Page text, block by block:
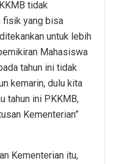
tidak
fisik yang bisa
untuk lebih
Mahasiswa
tahun ini tidak
kemarin, dulu kita
tahun ini PKKMB,
Kementerian”
Kementerian itu,